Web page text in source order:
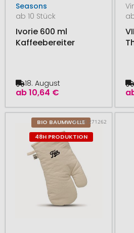
Seasons
ab 10 Stück
Ivorie 600 ml
Kaffeebereiter
ab10,64 €
18. August
BIO BAUMWOLLE
48H PRODUKTION
# 350.271262